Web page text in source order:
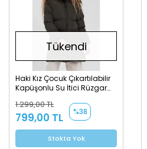
Tükendi
Haki Kız Çocuk Çıkartılabilir
Kapüşonlu Su İtici Rüzgar
Geçirmez İçi Kürklü Uzun
Şişme Mont - Kaban
1.299,00 TL
799,00 TL %38
Stokta Yok